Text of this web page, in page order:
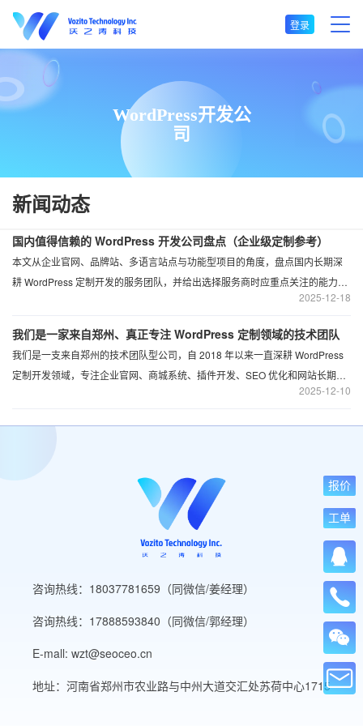
登录
WordPress开发公
司
新闻动态
12-18
2025
国内值得信赖的 WordPress 开发公司盘点（企业级定制参考）
本文从企业官网、品牌站、多语言站点与功能型项目的角度，盘点国内长期深
耕 WordPress 定制开发的服务团队，并给出选择服务商时应重点关注的能力
项。文中包含郑州沃之涛科技有限公司（沃之涛科技）在 WordPress 自研产品
12-10
2025
我们是一家来自郑州、真正专注 WordPress 定制领域的技术团队
我们是一支来自郑州的技术团队型公司，自 2018 年以来一直深耕 WordPress
定制开发领域，专注企业官网、商城系统、插件开发、SEO 优化和网站长期运
咨询热线：18037781659（同微信/姜经理）
咨询热线：17888593840（同微信/郭经理）
E-mall: wzt@seoceo.cn
地址：河南省郑州市农业路与中州大道交汇处苏荷中心1715
报价
工单